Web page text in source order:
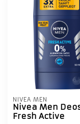
NIVEA MEN
Nivea Men
Fresh Active